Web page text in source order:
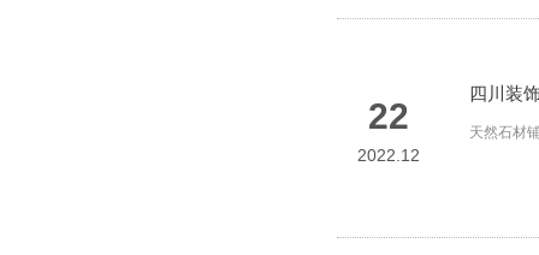
22
2022.12
四川装
天然石材